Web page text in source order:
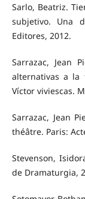
Sarlo, Beatriz.
subjetivo. Una
Editores, 2012.
Sarrazac, Jean
alternativas a la
Víctor viviescas.
Sarrazac, Jean
théâtre. Paris:
Stevenson,
de Dramaturgia,